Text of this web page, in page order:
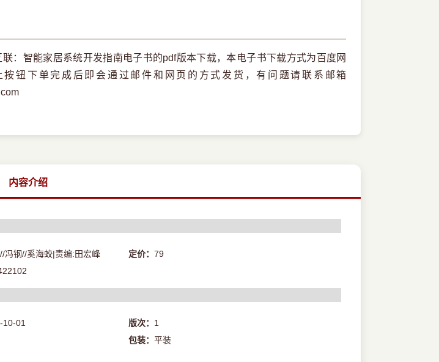
：智能家居系统开发指南电子书的pdf版本下载，本电子书下载方式为百度网
按钮下单完成后即会通过邮件和网页的方式发货，有问题请联系邮箱
内容介绍
冯钢//奚海蛟|责编:田宏峰 定价： 79
10-01 版次： 1
包装： 平装